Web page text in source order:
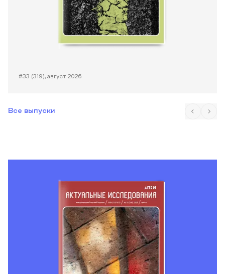
#33 (319), август 2026
Все выпуски